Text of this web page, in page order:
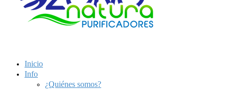
Inicio
Info
¿Quiénes somos?